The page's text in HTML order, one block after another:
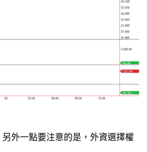
外一點要注意的是，外資選擇權